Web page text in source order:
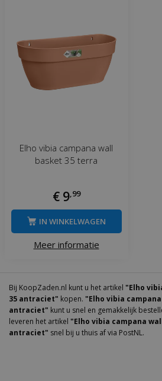
Elho vibia campana wall
basket 35 terra
€ 9, 99
Meer informatie
IN WINKELWAGEN
Bij KoopZaden.nl kunt u het artikel "Elho
35 antraciet" kopen. "Elho vibia
antraciet" kunt u snel en gemakkelijk
leveren het artikel "Elho vibia campana
antraciet" snel bij u thuis af via PostNL.